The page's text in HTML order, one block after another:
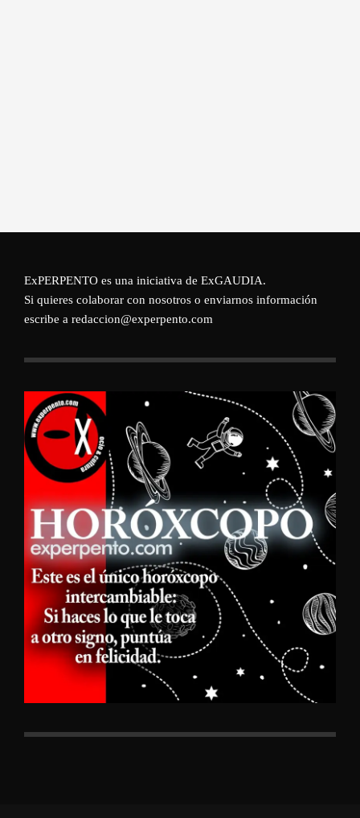
ExPERPENTO es una iniciativa de ExGAUDIA.
Si quieres colaborar con nosotros o enviarnos información
escribe a redaccion@experpento.com